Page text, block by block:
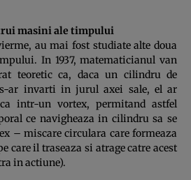
masini ale timpului
au mai fost studiate alte doua
In 1937, mate­ma­ti­cianul van
teoretic ca, daca un cilindru de
ar invarti in jurul axei sale, el ar
intr-un vortex, permitand astfel
ce navigheaza in cilin­dru sa se
– mis­care circulara care formeaza
care il traseaza si atra­ge catre acest
in actiune).